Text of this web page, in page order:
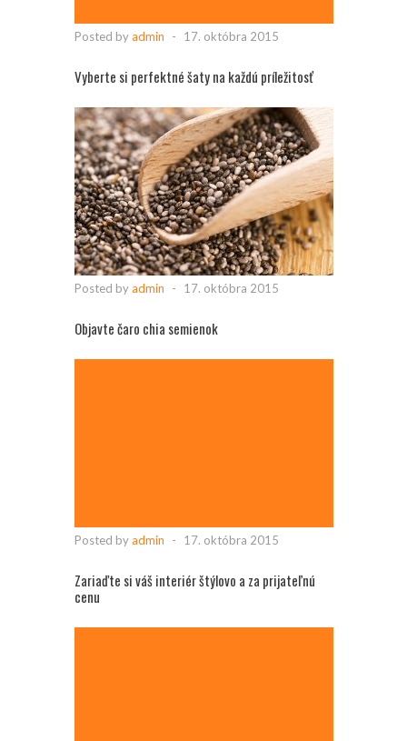
Posted byadmin - 17. októbra 2015
Vyberte si perfektné šaty na každú príležitosť
Posted byadmin - 17. októbra 2015
Objavte čaro chia semienok
Posted byadmin - 17. októbra 2015
Zariaďte si váš interiér štýlovo a za prijateľnú
cenu